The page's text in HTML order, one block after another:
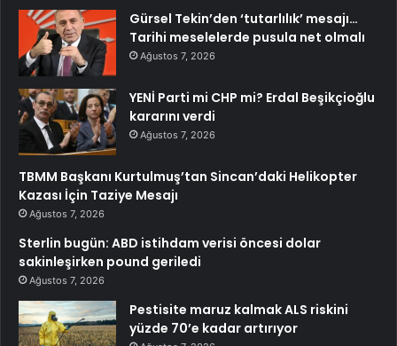
Gürsel Tekin’den ‘tutarlılık’ mesajı…
Tarihi meselelerde pusula net olmalı
Ağustos 7, 2026
YENİ Parti mi CHP mi? Erdal Beşikçioğlu
kararını verdi
Ağustos 7, 2026
TBMM Başkanı Kurtulmuş’tan Sincan’daki Helikopter
Kazası İçin Taziye Mesajı
Ağustos 7, 2026
Sterlin bugün: ABD istihdam verisi öncesi dolar
sakinleşirken pound geriledi
Ağustos 7, 2026
Pestisite maruz kalmak ALS riskini
yüzde 70’e kadar artırıyor